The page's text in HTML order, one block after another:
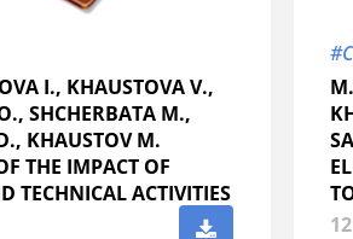
I., KHAUSTOVA V.,
SHCHERBATA M.,
KHAUSTOV M.
THE IMPACT OF
TECHNICAL ACTIVITIES
GROWTH OF